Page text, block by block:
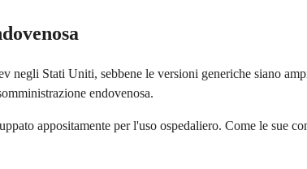
Stati Uniti, sebbene le versioni generiche siano
endovenosa.
appositamente per l'uso ospedaliero. Come le sue